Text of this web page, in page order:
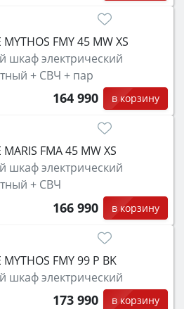
MYTHOS FMY 45 MW XS
шкаф электрический
+ СВЧ + пар
164 990 в корзину
MARIS FMA 45 MW XS
шкаф электрический
+ СВЧ
166 990 в корзину
MYTHOS FMY 99 P BK
шкаф электрический
173 990 в корзину